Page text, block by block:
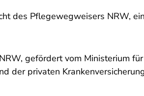
des Pflegewegweisers NRW,
gefördert vom Ministerium
der privaten